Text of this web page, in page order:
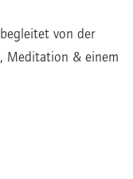
von der
Meditation & einem